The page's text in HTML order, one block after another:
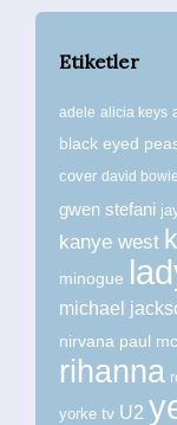
Etiketler
adele alicia keys
black eyed
cover david bowie
gwen stefani
kanye west
minogue
michael
nirvana paul
rihanna
yorke tv U2